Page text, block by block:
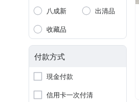
八成新
出清品
收藏品
付款方式
現金付款
信用卡一次付清